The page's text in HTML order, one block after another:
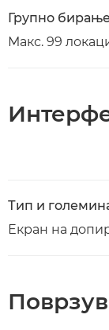
Групно
Макс. 99
Тип и
Екран на